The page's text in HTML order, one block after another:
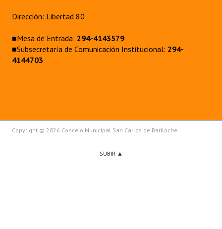
Dirección: Libertad 80
■Mesa de Entrada: 294-4143579
■Subsecretaría de Comunicación Institucional: 294-
4144703
Copyright © 2026 Concejo Municipal San Carlos de Bariloche.
SUBIR ▲